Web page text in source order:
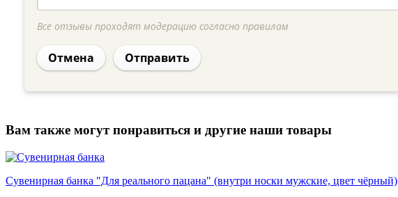
Все отзывы проходят модерацию согласно правилам
Отмена Отправить
Вам также могут понравиться и другие наши товары
Сувенирная банка "Для реального пацана" (внутри носки мужские, цвет чёрный)